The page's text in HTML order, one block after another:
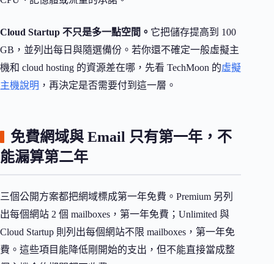
Cloud Startup 不只是多一點空間。 它把儲存提高到 100
GB，並列出每日與隨選備份。若你還不確定一般虛擬主
機和 cloud hosting 的資源差在哪，先看 TechMoon 的虛擬
主機說明 ，再決定是否需要付到這一層。
免費網域與 Email 只有第一年，不
能漏算第二年
三個公開方案都把網域標成第一年免費。Premium 另列
出每個網站 2 個 mailboxes，第一年免費；Unlimited 與
Cloud Startup 則列出每個網站不限 mailboxes，第一年免
費。這些項目能降低剛開始的支出，但不能直接當成整